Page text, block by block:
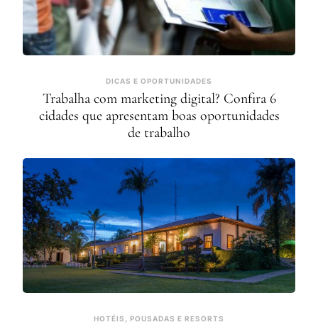
DICAS E OPORTUNIDADES
Trabalha com marketing digital? Confira 6
cidades que apresentam boas oportunidades
de trabalho
HOTÉIS, POUSADAS E RESORTS